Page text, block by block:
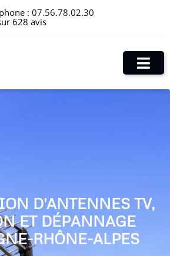
: 07.56.78.02.30
628 avis
D'ANTENNES TV,
ET DÉPANNAGE
RHÔNE-ALPES